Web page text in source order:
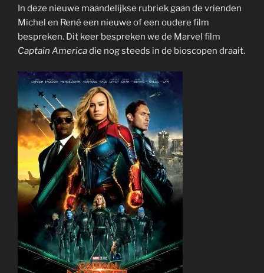
In deze nieuwe maandelijkse rubriek gaan de vrienden
Michel en René een nieuwe of een oudere film
bespreken. Dit keer bespreken we de Marvel film
Captain Americadie nog steeds in de bioscopen draait.